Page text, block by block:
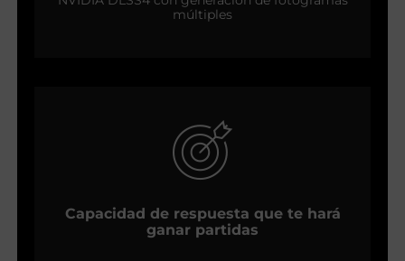
múltiples
Capacidad de respuesta que te hará
ganar partidas